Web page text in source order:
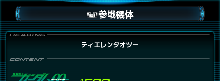
参戦機体
ティエレンタオツー